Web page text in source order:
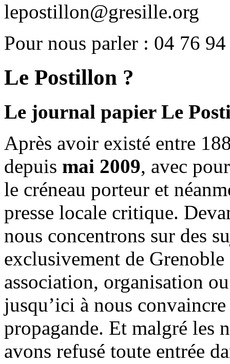
lepostillon@gresille.org
Pour nous parler : 04 76
Le Postillon ?
Le journal papier Le
Après avoir existé entre
depuis mai 2009, avec
le créneau porteur et
presse locale critique.
nous concentrons sur des
exclusivement de
association, organisation
jusqu’ici à nous
propagande. Et malgré les
avons refusé toute entrée